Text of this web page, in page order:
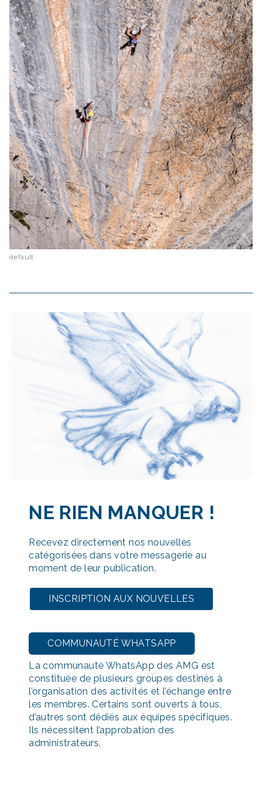
default
NE RIEN MANQUER !
Recevez directement nos nouvelles
catégorisées dans votre messagerie au
moment de leur publication.
INSCRIPTION AUX NOUVELLES
COMMUNAUTÉ WHATSAPP
La communauté WhatsApp des AMG est
constituée de plusieurs groupes destinés à
l’organisation des activités et l’échange entre
les membres. Certains sont ouverts à tous,
d’autres sont dédiés aux équipes spécifiques.
Ils nécessitent l’approbation des
administrateurs.